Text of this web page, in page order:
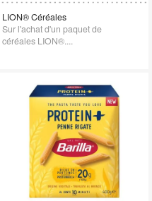
LION® Céréales
Sur l'achat d'un paquet de
céréales LION®....